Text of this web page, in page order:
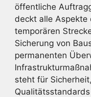
öffentliche
deckt alle Aspekte
temporären
Sicherung von
permanenten
steht für